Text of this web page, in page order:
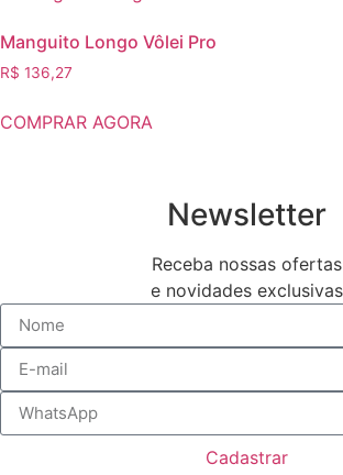
Manguito Longo Vôlei Pro
R$ 136,27
COMPRAR AGORA
Newsletter
Receba nossas ofertas
e novidades exclusivas
Cadastrar